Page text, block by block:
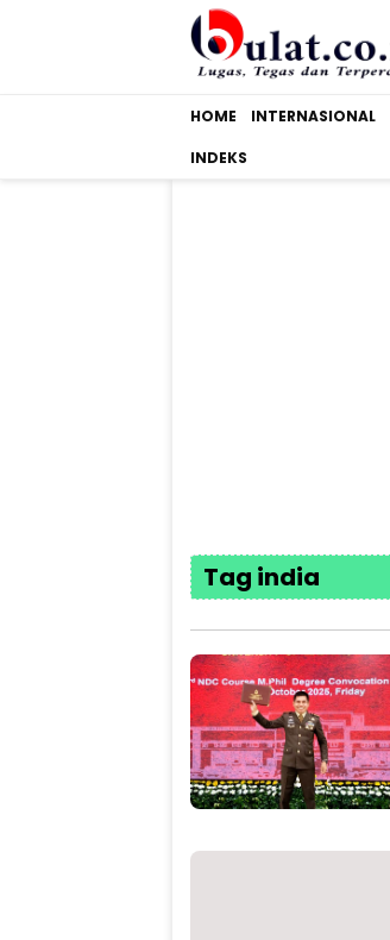
HOME INTERNASIONAL
INDEKS
Tag india